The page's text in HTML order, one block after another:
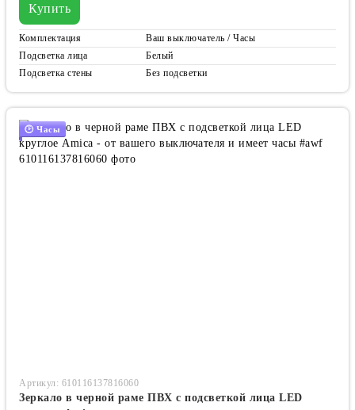
Купить
Комплектация
Ваш выключатель / Часы
Подсветка лица
Белый
Подсветка стены
Без подсветки
🕑 Часы
Артикул: 610116137816060
Зеркало в черной раме ПВХ с подсветкой лица LED